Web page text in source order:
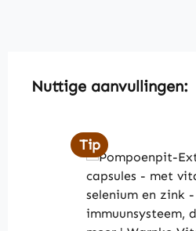
Skip product gallery
Nuttige aanvullingen:
Tip